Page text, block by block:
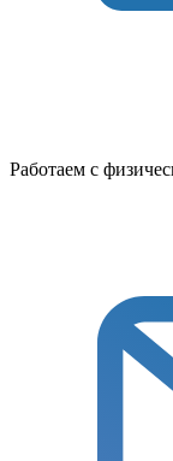
Работаем с